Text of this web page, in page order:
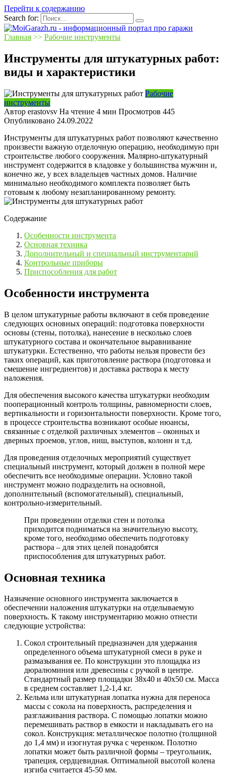
Перейти к содержанию
Search for:
Главная >> Рабочие инструменты
Инструменты для штукатурных работ:
виды и характеристики
Рабочие
инструменты
Автор erastovsv На чтение 4 мин Просмотров 445
Опубликовано 24.09.2022
Инструменты для штукатурных работ позволяют качественно
произвести важную отделочную операцию, необходимую при
строительстве любого сооружения. Малярно-штукатурный
инструмент содержится в кладовке у большинства мужчин и,
конечно же, у всех владельцев частных домов. Наличие
минимально необходимого комплекта позволяет быть
готовым к любому незапланированному ремонту.
Содержание
Особенности инструмента
Основная техника
Дополнительный и специальный инструментарий
Контрольные приборы
Приспособления для работ
Особенности инструмента
В целом штукатурные работы включают в себя проведение
следующих основных операций: подготовка поверхности
основы (стены, потолка), нанесение в несколько слоев
штукатурного состава и окончательное выравнивание
штукатурки. Естественно, что работы нельзя провести без
таких операций, как приготовление раствора (подготовка и
смешение ингредиентов) и доставка раствора к месту
наложения.
Для обеспечения высокого качества штукатурки необходим
пооперационный контроль толщины, равномерности слоев,
вертикальности и горизонтальности поверхности. Кроме того,
в процессе строительства возникают особые нюансы,
связанные с отделкой различных элементов – оконных и
дверных проемов, углов, ниш, выступов, колонн и т.д.
Для проведения отделочных мероприятий существует
специальный инструмент, который должен в полной мере
обеспечить все необходимые операции. Условно такой
инструмент можно подразделить на основной,
дополнительный (вспомогательный), специальный,
контрольно-измерительный.
При проведении отделки стен и потолка
приходится подниматься на значительную высоту,
кроме того, необходимо обеспечить подготовку
раствора – для этих целей понадобятся
приспособления для штукатурных работ.
Основная техника
Назначение основного инструмента заключается в
обеспечении наложения штукатурки на отделываемую
поверхность. К такому инструментарию можно отнести
следующие устройства:
Сокол строительный предназначен для удержания
определенного объема штукатурной смеси в руке и
размазывания ее. По конструкции это площадка из
дюралюминия или древесины с ручкой в центре.
Стандартный размер площадки 38х40 и 40х50 см. Масса
в среднем составляет 1,2-1,4 кг.
Кельма или штукатурная лопатка нужна для переноса
массы с сокола на поверхность, распределения и
разглаживания раствора. С помощью лопатки можно
перемешивать раствор в емкости и накладывать его на
сокол. Конструкция: металлическое полотно (толщиной
до 1,4 мм) и изогнутая ручка с черенком. Полотно
лопатки может быть различной формы – треугольник,
трапеция, сердцевидная. Оптимальной высотой колена
изгиба считается 45-50 мм.